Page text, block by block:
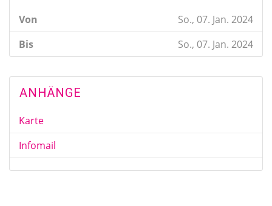
Von
So., 07. Jan. 2024
Bis
So., 07. Jan. 2024
ANHÄNGE
Karte
Infomail